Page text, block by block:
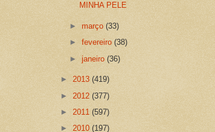
MINHA PELE
►março(33)
►fevereiro(38)
►janeiro(36)
► 2013 (419)
► 2012 (377)
► 2011 (597)
► 2010 (197)